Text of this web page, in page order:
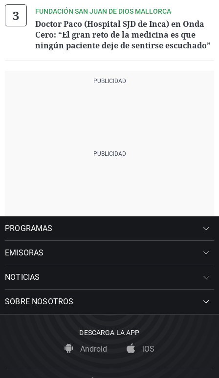
FUNDACIÓN SAN JUAN DE DIOS MALLORCA
Doctor Paco (Hospital SJD de Inca) en Onda
Cero: “El gran reto de la medicina es que
ningún paciente deje de sentirse escuchado”
PROGRAMAS
EMISORAS
NOTICIAS
SOBRE NOSOTROS
DESCARGA LA APP
Android iOS